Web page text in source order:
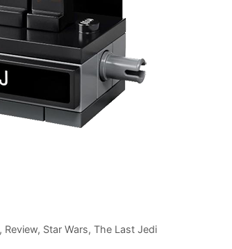
, Review, Star Wars, The Last Jedi